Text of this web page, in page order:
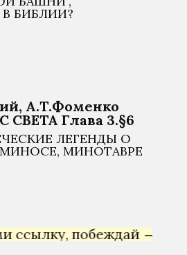
БИБЛИИ?
А.Т.Фоменко
СВЕТА Глава 3.§6
ЛЕГЕНДЫ О
МИНОТАВРЕ
побеждай →